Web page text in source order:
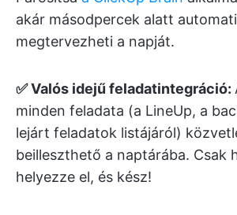
akár másodpercek alatt
megtervezheti a napját.
✅ Valós idejű feladatintegráció:
minden feladata (a LineUp, a
lejárt feladatok listájáról)
beilleszthető a naptárába. Csak
helyezze el, és kész!